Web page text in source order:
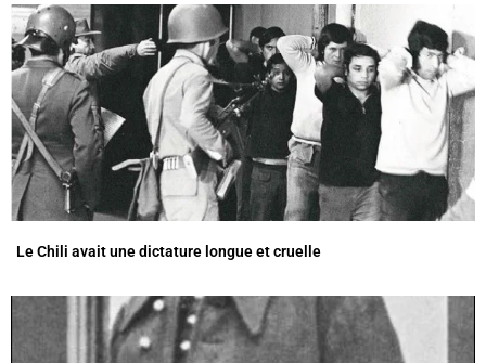
Le Chili avait une dictature longue et cruelle